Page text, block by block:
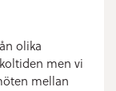
olika
men vi
mellan